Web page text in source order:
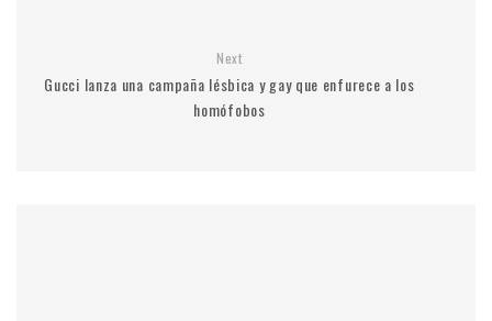
Next
Gucci lanza una campaña lésbica y gay que enfurece a los
homófobos